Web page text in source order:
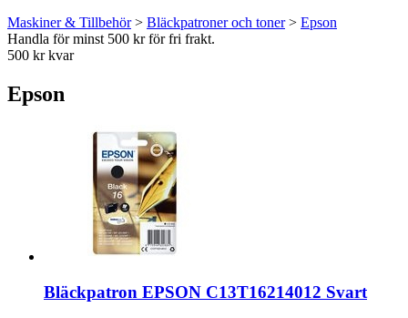
Maskiner & Tillbehör> Bläckpatroner och toner> Epson
Handla för minst 500 kr för fri frakt.
500 kr kvar
Epson
Bläckpatron EPSON C13T16214012 Svart